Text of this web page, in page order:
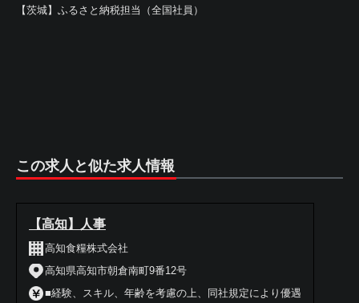
【茨城】ふるさと納税担当（全国社員）
この求人と似た求人情報
【高知】人事
高知食糧株式会社
高知県高知市朝倉南町9番12号
■経験、スキル、年齢を考慮の上、同社規定により優遇